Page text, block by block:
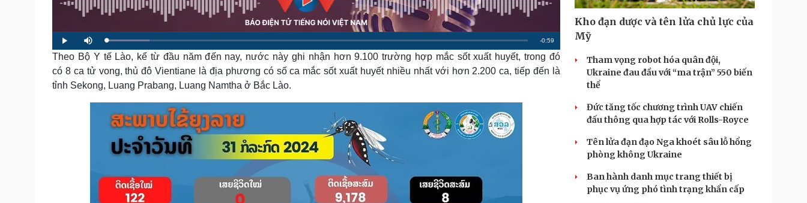
Hậu trường
Dinh dưỡng - món ngon
Cây thuốc
Sản phụ khoa
Nhi khoa
Phòng mạch online
Ăn sạch sống khỏe
Nhà đẹp
Blog
Tình yêu - Gia đình
Văn hóa
Sân khấu - Điện ảnh
Văn học
Âm nhạc
Nghệ sĩ
Thời trang
Sao Việt
Tư vấn
Săn Tour
check-in
Podcast
Đọc truyện đêm khuya
Cửa sổ tình yêu
P
l
a
y
M
u
t
e
L
o
a
d
e
d
1
0
2
%
R
e
m
-0:59
Theo Bộ Y tế Lào, kể từ đầu năm đến nay, nước này ghi nhận hơn 9.100 trường hợp mắc sốt xuất huyết, trong đó
có 8 ca tử vong, thủ đô Vientiane là địa phương có số ca mắc sốt xuất huyết nhiều nhất với hơn 2.200 ca, tiếp đến là
tỉnh Sekong, Luang Prabang, Luang Namtha ở Bắc Lào.
Kho đạn dược và tên lửa chủ lực của
Mỹ
Tham vọng robot hóa quân đội,
Ukraine đau đầu với “ma trận” 550 biến
thể
Đức tăng tốc chương trình UAV chiến
đấu thông qua hợp tác với Rolls-Royce
Tên lửa đạn đạo Nga khoét sâu lỗ hổng
phòng không Ukraine
Ban hành danh mục trang thiết bị
phục vụ ứng phó tình trạng khẩn cấp